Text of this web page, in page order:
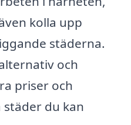
kolla upp
städerna.
och
priser och
du kan